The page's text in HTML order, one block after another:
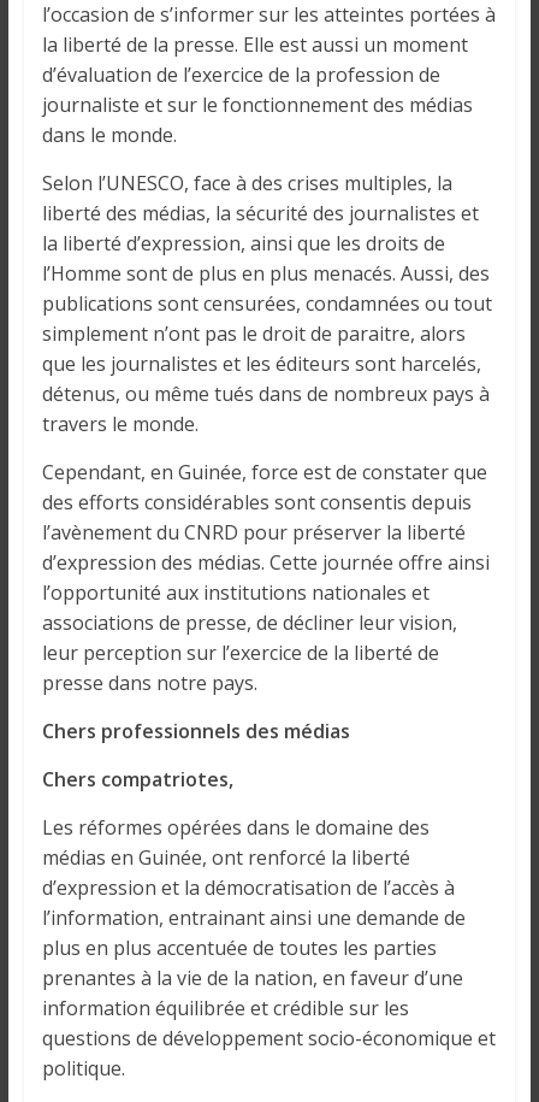
l’occasion de s’informer sur les atteintes portées à
la liberté de la presse. Elle est aussi un moment
d’évaluation de l’exercice de la profession de
journaliste et sur le fonctionnement des médias
dans le monde.
Selon l’UNESCO, face à des crises multiples, la
liberté des médias, la sécurité des journalistes et
la liberté d’expression, ainsi que les droits de
l’Homme sont de plus en plus menacés. Aussi, des
publications sont censurées, condamnées ou tout
simplement n’ont pas le droit de paraitre, alors
que les journalistes et les éditeurs sont harcelés,
détenus, ou même tués dans de nombreux pays à
travers le monde.
Cependant, en Guinée, force est de constater que
des efforts considérables sont consentis depuis
l’avènement du CNRD pour préserver la liberté
d’expression des médias. Cette journée offre ainsi
l’opportunité aux institutions nationales et
associations de presse, de décliner leur vision,
leur perception sur l’exercice de la liberté de
presse dans notre pays.
Chers professionnels des médias
Chers compatriotes,
Les réformes opérées dans le domaine des
médias en Guinée, ont renforcé la liberté
d’expression et la démocratisation de l’accès à
l’information, entrainant ainsi une demande de
plus en plus accentuée de toutes les parties
prenantes à la vie de la nation, en faveur d’une
information équilibrée et crédible sur les
questions de développement socio-économique et
politique.